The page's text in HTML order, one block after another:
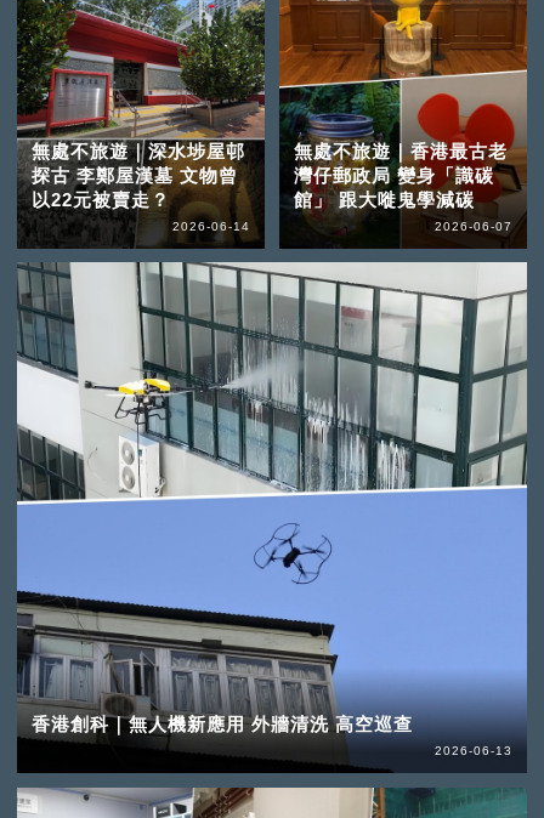
無處不旅遊｜深水埗屋邨
探古 李鄭屋漢墓 文物曾
以22元被賣走？
2026-06-14
香港創科｜無人機新應用 外牆清洗 高空巡查
2026-06-13
無處不旅遊｜香港最古老
灣仔郵政局 變身「識碳
館」 跟大嘥鬼學減碳
2026-06-07